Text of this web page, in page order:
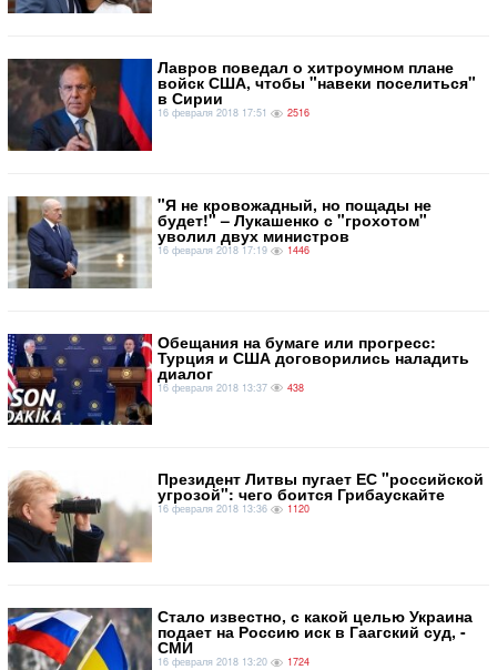
​Лавров поведал о хитроумном плане
войск США, чтобы "навеки поселиться"
в Сирии
16 февраля 2018 17:51 2516
"Я не кровожадный, но пощады не
будет!" – Лукашенко с "грохотом"
уволил двух министров
16 февраля 2018 17:19 1446
Обещания на бумаге или прогресс:
Турция и США договорились наладить
диалог
16 февраля 2018 13:37 438
Президент Литвы пугает ЕС "российской
угрозой": чего боится Грибаускайте
16 февраля 2018 13:36 1120
​Стало известно, с какой целью Украина
подает на Россию иск в Гаагский суд, -
СМИ
16 февраля 2018 13:20 1724